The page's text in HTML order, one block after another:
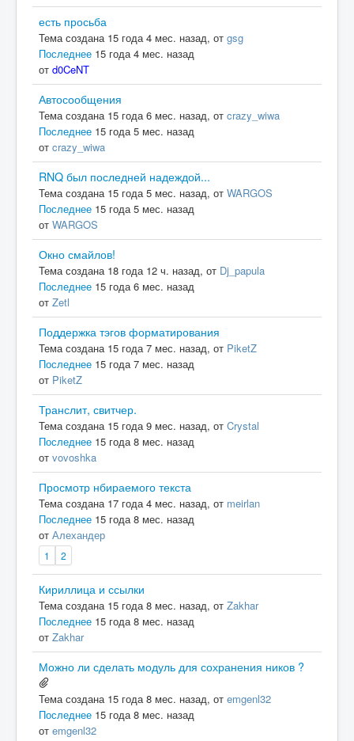
есть просьба
Тема создана 15 года 4 мес. назад, от gsg
Последнее 15 года 4 мес. назад
от d0CeNT
Автосообщения
Тема создана 15 года 6 мес. назад, от crazy_wiwa
Последнее 15 года 5 мес. назад
от crazy_wiwa
RNQ был последней надеждой...
Тема создана 15 года 5 мес. назад, от WARGOS
Последнее 15 года 5 мес. назад
от WARGOS
Окно смайлов!
Тема создана 18 года 12 ч. назад, от Dj_papula
Последнее 15 года 6 мес. назад
от Zetl
Поддержка тэгов форматирования
Тема создана 15 года 7 мес. назад, от PiketZ
Последнее 15 года 7 мес. назад
от PiketZ
Транслит, свитчер.
Тема создана 15 года 9 мес. назад, от Crystal
Последнее 15 года 8 мес. назад
от vovoshka
Просмотр нбираемого текста
Тема создана 17 года 4 мес. назад, от meirlan
Последнее 15 года 8 мес. назад
от Алехандер
1 2
Кириллица и ссылки
Тема создана 15 года 8 мес. назад, от Zakhar
Последнее 15 года 8 мес. назад
от Zakhar
Можно ли сделать модуль для сохранения ников ?
Тема создана 15 года 8 мес. назад, от emgenl32
Последнее 15 года 8 мес. назад
от emgenl32